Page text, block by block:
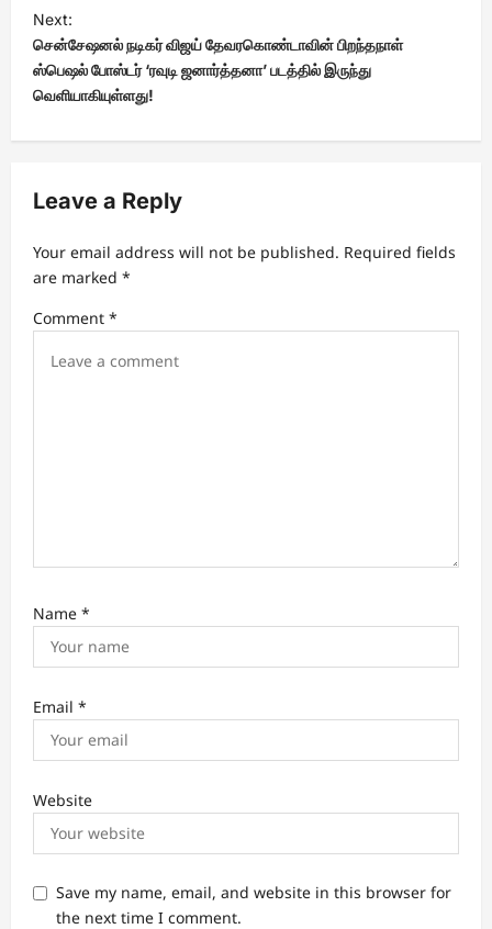
t
n
a
g
t
i
o
Next:
சென்சேஷனல் நடிகர் விஜய் தேவரகொண்டாவின் பிறந்தநாள்
ஸ்பெஷல் போஸ்டர் ‘ரவுடி ஜனார்த்தனா’ படத்தில் இருந்து
வெளியாகியுள்ளது!
Leave a Reply
Your email address will not be published. Required fields
are marked *
Comment *
Name *
Email *
Website
Save my name, email, and website in this browser for
the next time I comment.